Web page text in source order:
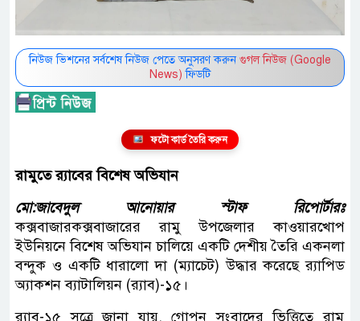
নিউজ ভিশনের সর্বশেষ নিউজ পেতে অনুসরণ করুন গুগল নিউজ (Google
News) ফিডটি
ফটো কার্ড তৈরি করুন
রামুতে র‌্যাবের বিশেষ অভিযান
মো:জাবেদুল আনোয়ার স্টাফ রিপোর্টারঃ
কক্সবাজারকক্সবাজারের রামু উপজেলার কাওয়ারখোপ
ইউনিয়নে বিশেষ অভিযান চালিয়ে একটি দেশীয় তৈরি একনলা
বন্দুক ও একটি ধারালো দা (ম্যাচেট) উদ্ধার করেছে র‌্যাপিড
অ্যাকশন ব্যাটালিয়ন (র‌্যাব)-১৫।
র‌্যাব-১৫ সূত্রে জানা যায়, গোপন সংবাদের ভিত্তিতে রামু